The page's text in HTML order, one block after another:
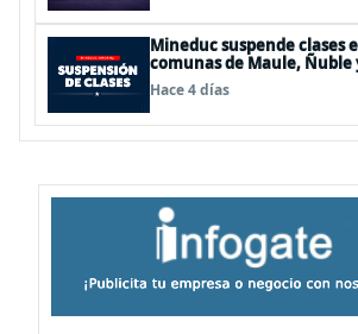
Mineduc suspende clases
comunas de Maule, Ñuble
para este lunes
Hace 4 días